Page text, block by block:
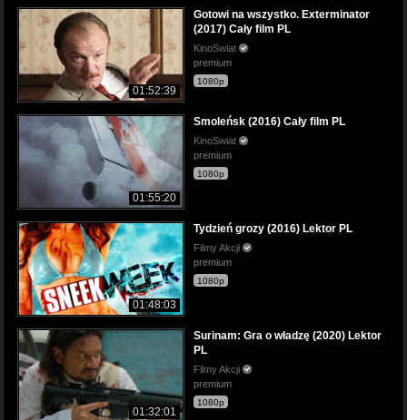
01:52:39
Gotowi na wszystko. Exterminator
(2017) Cały film PL
KinoSwiat
premium
1080p
01:55:20
Smoleńsk (2016) Cały film PL
KinoSwiat
premium
1080p
01:48:03
Tydzień grozy (2016) Lektor PL
Filmy Akcji
premium
1080p
01:32:01
Surinam: Gra o władzę (2020) Lektor
PL
Filmy Akcji
premium
1080p